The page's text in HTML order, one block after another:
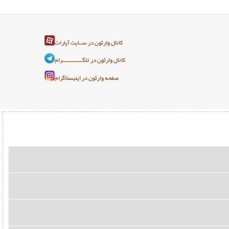
کانال وارثون در ســایت آپارات
کانال وارثون در تلگـــــــــــــرام
صفحه وارثون در اینیستاگرام